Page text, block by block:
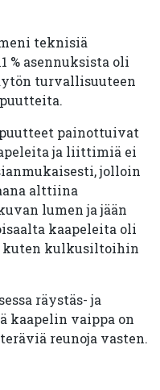
teknisiä
% asennuksista oli
turvallisuuteen
painottuivat
ja liittimiä ei
jolloin
alttiina
lumen ja jään
kaapeleita oli
kuten kulkusiltoihin
räystäs- ja
kaapelin vaippa on
reunoja vasten.